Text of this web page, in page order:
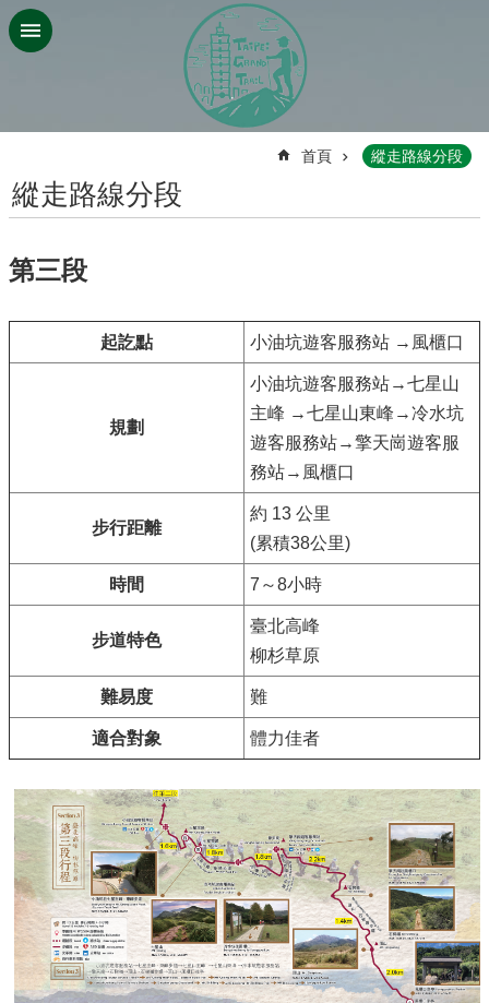
跳到主要內容區塊
首頁 縱走路線分段
縱走路線分段
第三段
起訖點 小油坑遊客服務站 →風櫃口
規劃
小油坑遊客服務站→七星山
主峰 →七星山東峰→冷水坑
遊客服務站→擎天崗遊客服
務站→風櫃口
步行距離
約 13 公里
(累積38公里)
時間 7～8小時
步道特色
臺北高峰
柳杉草原
難易度 難
適合對象 體力佳者